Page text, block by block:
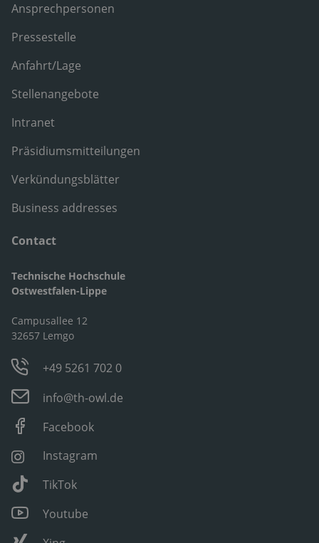
Ansprechpersonen
Pressestelle
Anfahrt/Lage
Stellenangebote
Intranet
Präsidiumsmitteilungen
Verkündungsblätter
Business addresses
Contact
Technische Hochschule
Ostwestfalen-Lippe
Campusallee 12
32657 Lemgo
+49 5261 702 0
info@th-owl.de
Facebook
Instagram
TikTok
Youtube